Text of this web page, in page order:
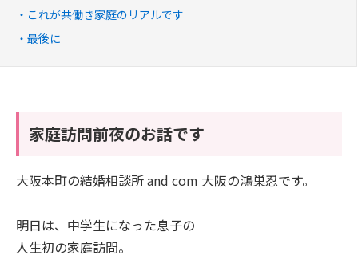
これが共働き家庭のリアルです
最後に
家庭訪問前夜のお話です
大阪本町の結婚相談所 and com 大阪の鴻巣忍です。
明日は、中学生になった息子の
人生初の家庭訪問。